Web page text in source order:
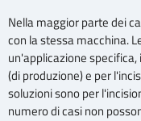
Nella maggior parte dei
con la stessa macchina.
un'applicazione
(di produzione) e per
soluzioni sono per
numero di casi non